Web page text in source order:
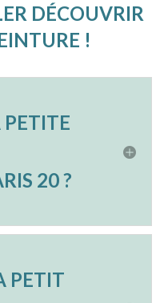
DÉCOUVRIR
!
PETITE
20 ?
PETIT